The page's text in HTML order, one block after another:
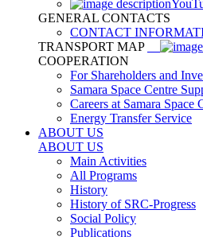
GENERAL CONTACTS
CONTACT
TRANSPORT MAP
COOPERATION
For Shareholders and
Samara Space Centre
Careers at Samara Space
Energy Transfer Service
ABOUT US
ABOUT US
Main Activities
All Programs
History
History of SRC-Progress
Social Policy
Publications